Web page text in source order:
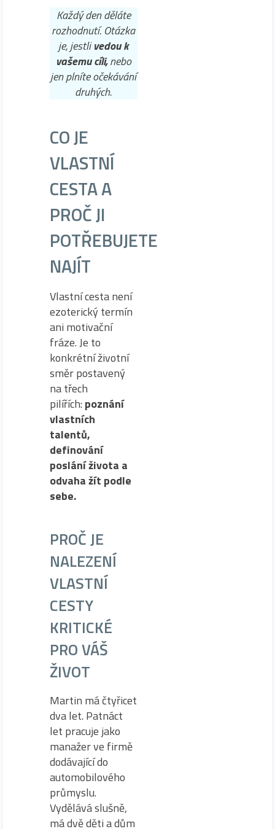
Každý den děláte
rozhodnutí. Otázka
je, jestlivedou k
vašemu cíli,nebo
jen plníte očekávání
druhých.
CO JE
VLASTNÍ
CESTA A
PROČ JI
POTŘEBUJETE
NAJÍT
Vlastní cesta není
ezoterický termín
ani motivační
fráze. Je to
konkrétní životní
směr postavený
na třech
pilířích: poznání
vlastních
talentů,
definování
poslání života a
odvaha žít podle
sebe.
PROČ JE
NALEZENÍ
VLASTNÍ
CESTY
KRITICKÉ
PRO VÁŠ
ŽIVOT
Martin má čtyřicet
dva let. Patnáct
let pracuje jako
manažer ve firmě
dodávající do
automobilového
průmyslu.
Vydělává slušně,
má dvě děti a dům